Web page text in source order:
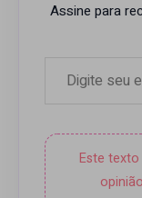
Assine para
Este